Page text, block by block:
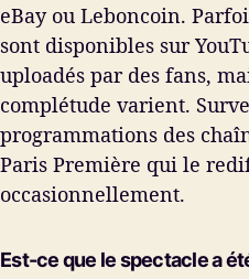
eBay ou Leboncoin.
sont disponibles sur
uploadés par des fans,
complétude varient.
programmations des
Paris Première qui le
occasionnellement.
Est-ce que le spectacle a